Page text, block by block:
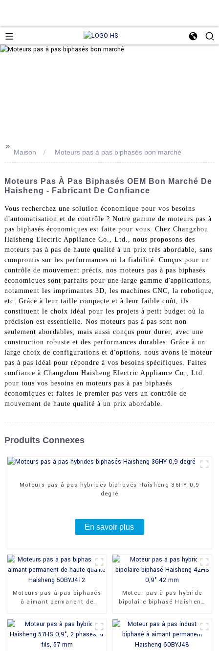
>>
Maison Moteurs pas à pas biphasés bon marché
Moteurs Pas À Pas Biphasés OEM Bon Marché De
Haisheng - Fabricant De Confiance
Vous recherchez une solution économique pour vos besoins
d'automatisation et de contrôle ? Notre gamme de moteurs pas à
pas biphasés économiques est faite pour vous. Chez Changzhou
Haisheng Electric Appliance Co., Ltd., nous proposons des
moteurs pas à pas de haute qualité à un prix très abordable, sans
compromis sur les performances ni la fiabilité. Conçus pour un
contrôle de mouvement précis, nos moteurs pas à pas biphasés
économiques sont parfaits pour une large gamme d'applications,
notamment les imprimantes 3D, les machines CNC, la robotique,
etc. Grâce à leur taille compacte et à leur faible coût, ils
constituent le choix idéal pour les projets à petit budget où la
précision est essentielle. Nos moteurs pas à pas sont non
seulement abordables, mais aussi conçus pour durer, avec une
construction robuste et des performances durables. Grâce à un
large choix de configurations et d'options, nous avons le moteur
pas à pas idéal pour répondre à vos besoins spécifiques. Faites
confiance à Changzhou Haisheng Electric Appliance Co., Ltd.
pour tous vos besoins en moteurs pas à pas biphasés
économiques et faites le premier pas vers un contrôle de
mouvement de haute qualité à un prix abordable.
Produits Connexes
Moteurs pas à pas hybrides biphasés Haisheng 36HY 0,9
degré
En savoir plus
Moteurs pas à pas biphasés
à aimant permanent de
50BYJ412
Moteur pas à pas hybride
bipolaire biphasé Haisheng